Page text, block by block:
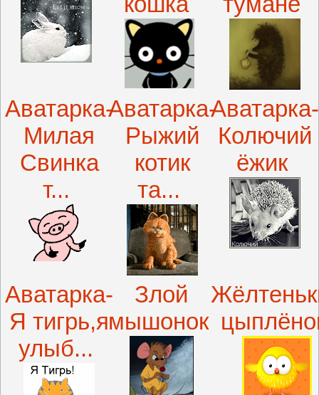
Аватарка-
Милая
Свинка
т...
Аватарка-
Рыжий
котик
та...
Аватарка-
Колючий
ёжик
Аватарка-
Я тигрь,я
улыб...
Злой
мышонок